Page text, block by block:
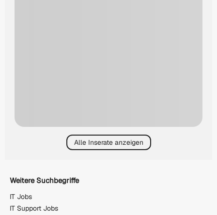
Alle Inserate anzeigen
Weitere Suchbegriffe
IT Jobs
IT Support Jobs